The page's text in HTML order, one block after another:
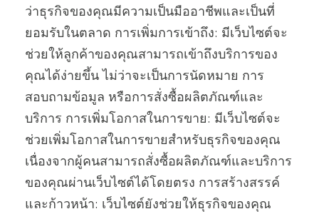
ว่าธุรกิจของคุณมีความเป็นมืออาชีพและเป็นที่
ยอมรับในตลาด การเพิ่มการเข้าถึง: มีเว็บไซต์จะ
ช่วยให้ลูกค้าของคุณสามารถเข้าถึงบริการของ
คุณได้ง่ายขึ้น ไม่ว่าจะเป็นการนัดหมาย การ
สอบถามข้อมูล หรือการสั่งซื้อผลิตภัณฑ์และ
บริการ การเพิ่มโอกาสในการขาย: มีเว็บไซต์จะ
ช่วยเพิ่มโอกาสในการขายสำหรับธุรกิจของคุณ
เนื่องจากผู้คนสามารถสั่งซื้อผลิตภัณฑ์และบริการ
ของคุณผ่านเว็บไซต์ได้โดยตรง การสร้างสรรค์
และก้าวหน้า: เว็บไซต์ยังช่วยให้ธุรกิจของคุณ